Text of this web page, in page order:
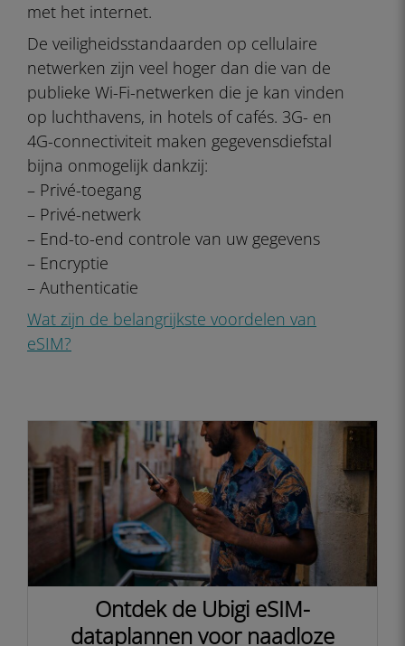
met het internet.
De veiligheidsstandaarden op cellulaire
netwerken zijn veel hoger dan die van de
publieke Wi-Fi-netwerken die je kan vinden
op luchthavens, in hotels of cafés. 3G- en
4G-connectiviteit maken gegevensdiefstal
bijna onmogelijk dankzij:
– Privé-toegang
– Privé-netwerk
– End-to-end controle van uw gegevens
– Encryptie
– Authenticatie
Wat zijn de belangrijkste voordelen van
eSIM?
Ontdek de Ubigi eSIM-
dataplannen voor naadloze